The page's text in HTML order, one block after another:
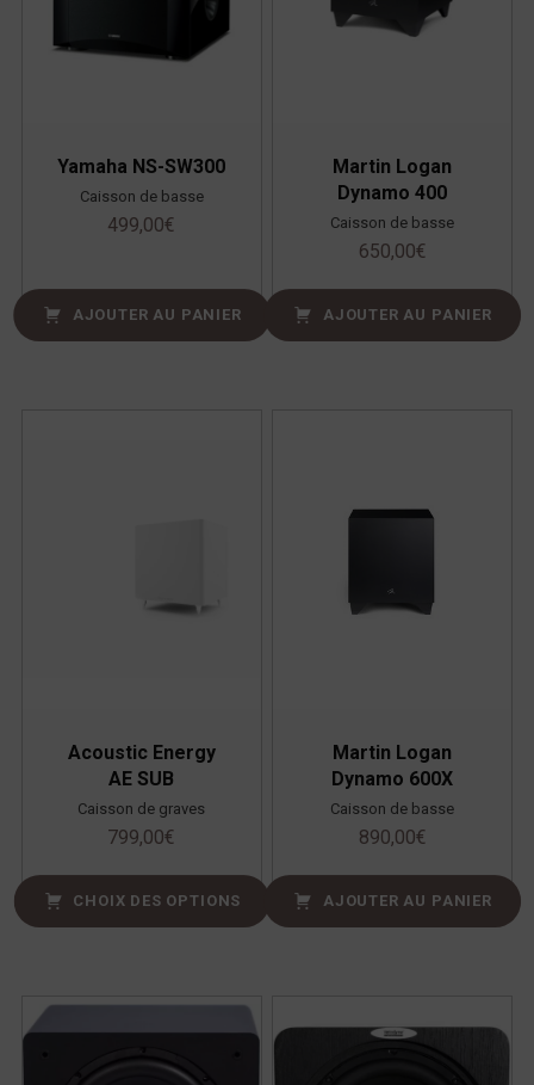
Yamaha NS-SW300
Caisson de basse
499,00€
AJOUTER AU PANIER
Martin Logan
Dynamo 400
Caisson de basse
650,00€
AJOUTER AU PANIER
Acoustic Energy
AE SUB
Caisson de graves
799,00€
CHOIX DES OPTIONS
Martin Logan
Dynamo 600X
Caisson de basse
890,00€
AJOUTER AU PANIER